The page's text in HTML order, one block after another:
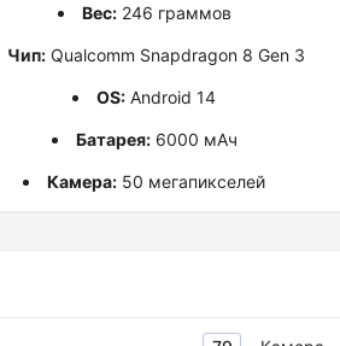
Вес:246 граммов
Чип: Qualcomm Snapdragon 8 Gen 3
OS: Android 14
Батарея:6000 мАч
Камера: 50 мегапикселей